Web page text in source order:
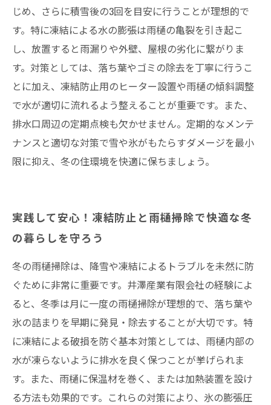
じめ、さらに積雪後の3回を目安に行うことが理想的で
す。特に凍結による水の膨張は雨樋の亀裂を引き起こ
し、放置すると雨漏りや外壁、屋根の劣化に繋がりま
す。対策としては、落ち葉やゴミの除去を丁寧に行うこ
とに加え、凍結防止用のヒーター設置や雨樋の傾斜調整
で水が適切に流れるよう整えることが重要です。また、
排水口周辺の定期点検も欠かせません。定期的なメンテ
ナンスと適切な対策で雪や氷がもたらすダメージを最小
限に抑え、冬の住環境を快適に保ちましょう。
実践して安心！凍結防止と雨樋掃除で快適な冬
の暮らしを守ろう
冬の雨樋掃除は、降雪や凍結によるトラブルを未然に防
ぐために非常に重要です。井澤産業有限会社の経験によ
ると、冬季は月に一度の雨樋掃除が理想的で、落ち葉や
氷の詰まりを早期に発見・除去することが大切です。特
に凍結による破損を防ぐ基本対策としては、雨樋内部の
水が凍らないように排水を良く保つことが挙げられま
す。また、雨樋に保温材を巻く、または加熱装置を設け
る方法も効果的です。これらの対策により、氷の膨張圧